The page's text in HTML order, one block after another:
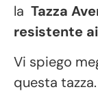
la Tazza
resistente
Vi spiego
questa tazza.